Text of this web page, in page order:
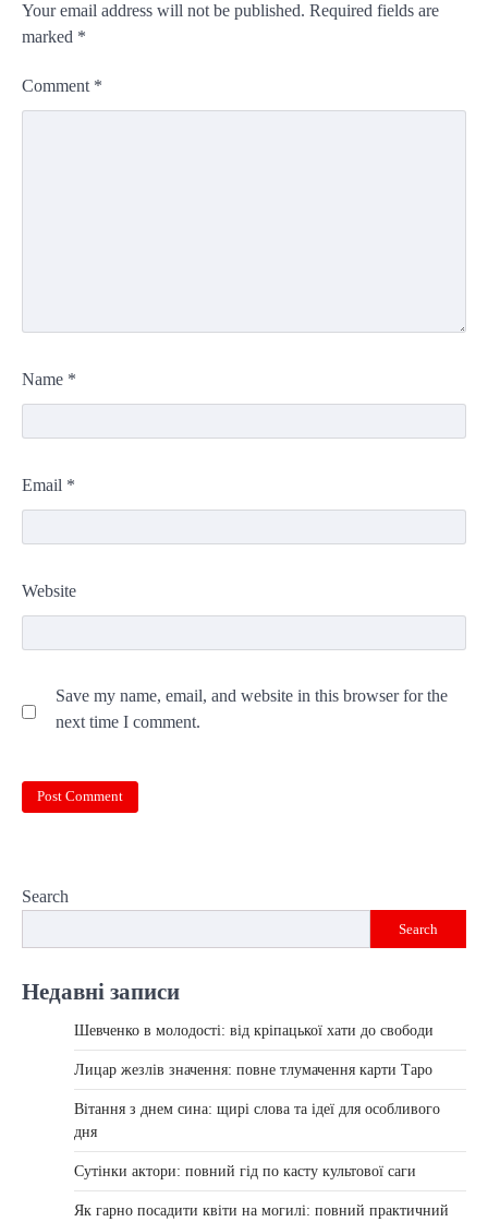
Your email address will not be published. Required fields are
marked *
Comment *
Name *
Email *
Website
Save my name, email, and website in this browser for the
next time I comment.
Search
Search
Недавні записи
Шевченко в молодості: від кріпацької хати до свободи
Лицар жезлів значення: повне тлумачення карти Таро
Вітання з днем сина: щирі слова та ідеї для особливого
дня
Сутінки актори: повний гід по касту культової саги
Як гарно посадити квіти на могилі: повний практичний